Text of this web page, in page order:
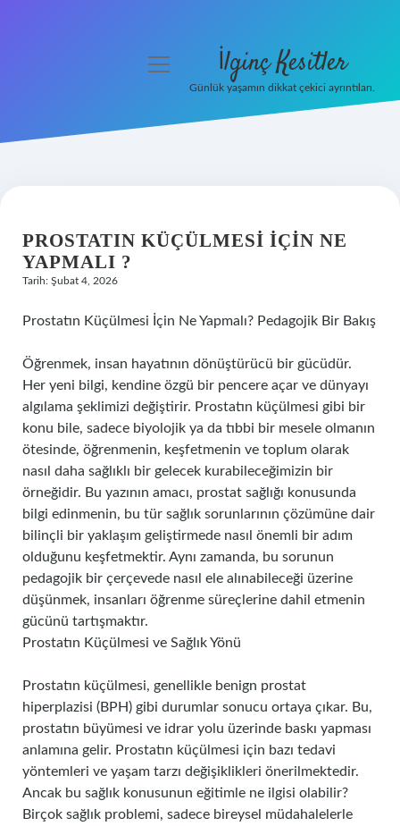
Hakkımızda
menüyü
İlginç Kesitler
Günlük yaşamın dikkat çekici ayrıntıları.
PROSTATIN KÜÇÜLMESI IÇIN NE
YAPMALI ?
Tarih: Şubat 4, 2026
Prostatın Küçülmesi İçin Ne Yapmalı? Pedagojik Bir Bakış
Öğrenmek, insan hayatının dönüştürücü bir gücüdür.
Her yeni bilgi, kendine özgü bir pencere açar ve dünyayı
algılama şeklimizi değiştirir. Prostatın küçülmesi gibi bir
konu bile, sadece biyolojik ya da tıbbi bir mesele olmanın
ötesinde, öğrenmenin, keşfetmenin ve toplum olarak
nasıl daha sağlıklı bir gelecek kurabileceğimizin bir
örneğidir. Bu yazının amacı, prostat sağlığı konusunda
bilgi edinmenin, bu tür sağlık sorunlarının çözümüne dair
bilinçli bir yaklaşım geliştirmede nasıl önemli bir adım
olduğunu keşfetmektir. Aynı zamanda, bu sorunun
pedagojik bir çerçevede nasıl ele alınabileceği üzerine
düşünmek, insanları öğrenme süreçlerine dahil etmenin
gücünü tartışmaktır.
Prostatın Küçülmesi ve Sağlık Yönü
Prostatın küçülmesi, genellikle benign prostat
hiperplazisi (BPH) gibi durumlar sonucu ortaya çıkar. Bu,
prostatın büyümesi ve idrar yolu üzerinde baskı yapması
anlamına gelir. Prostatın küçülmesi için bazı tedavi
yöntemleri ve yaşam tarzı değişiklikleri önerilmektedir.
Ancak bu sağlık konusunun eğitimle ne ilgisi olabilir?
Birçok sağlık problemi, sadece bireysel müdahalelerle